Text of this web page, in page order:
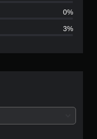
으
0%
3%